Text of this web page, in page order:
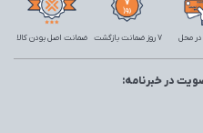
محل 7 روز ضمانت بازگشت ضمانت اصل بودن کالا
در خبرنامه: